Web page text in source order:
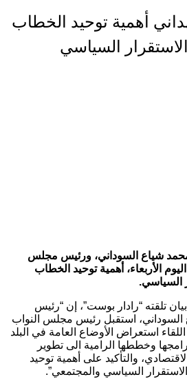
أهمية توحيد الخطاب
السياسي
شياع السوداني، ورئيس مجلس
الأربعاء، أهمية توحيد الخطاب
السياسي.
تلقته “رادار بوست”، إن “رئيس
استقبل رئيس مجلس النواب
استعراض الأوضاع العامة في البلد
وخططها الرامية الى تطوير
والتأكيد على أهمية توحيد
السياسي والمجتمعي”.